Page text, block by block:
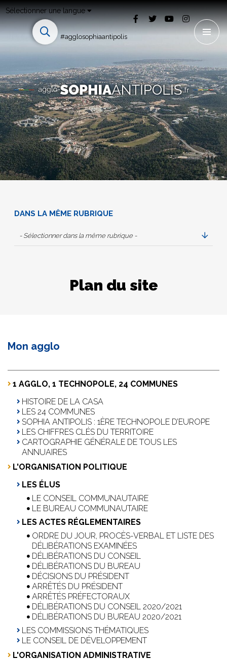
Sélectionner une langue
#agglosophiaantipolis
DANS LA MÊME RUBRIQUE
- Sélectionner dans la même rubrique -
Plan du site
Mon agglo
1 AGGLO, 1 TECHNOPOLE, 24 COMMUNES
HISTOIRE DE LA CASA
LES 24 COMMUNES
SOPHIA ANTIPOLIS : 1ÈRE TECHNOPOLE D’EUROPE
LES CHIFFRES CLÉS DU TERRITOIRE
CARTOGRAPHIE GÉNÉRALE DE TOUS LES
ANNUAIRES
L'ORGANISATION POLITIQUE
LES ÉLUS
LE CONSEIL COMMUNAUTAIRE
LE BUREAU COMMUNAUTAIRE
LES ACTES RÉGLEMENTAIRES
ORDRE DU JOUR, PROCÈS-VERBAL ET LISTE DES
DÉLIBÉRATIONS EXAMINÉES
DÉLIBÉRATIONS DU CONSEIL
DÉLIBÉRATIONS DU BUREAU
DÉCISIONS DU PRÉSIDENT
ARRÊTÉS DU PRÉSIDENT
ARRÊTÉS PRÉFECTORAUX
DÉLIBÉRATIONS DU CONSEIL 2020/2021
DÉLIBÉRATIONS DU BUREAU 2020/2021
LES COMMISSIONS THÉMATIQUES
LE CONSEIL DE DÉVELOPPEMENT
L'ORGANISATION ADMINISTRATIVE